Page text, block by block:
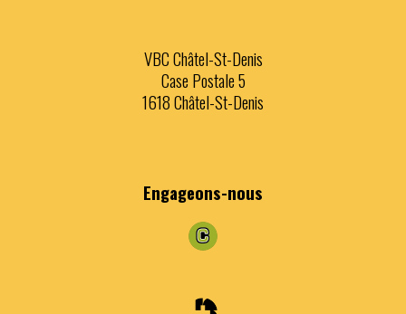
VBC Châtel-St-Denis
Case Postale 5
1618 Châtel-St-Denis
Engageons-nous